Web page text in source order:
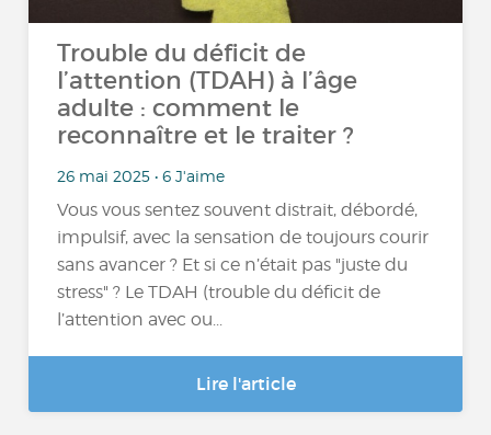
Trouble du déficit de
l’attention (TDAH) à l’âge
adulte : comment le
reconnaître et le traiter ?
26 mai 2025 • 6 J'aime
Vous vous sentez souvent distrait, débordé,
impulsif, avec la sensation de toujours courir
sans avancer ? Et si ce n’était pas "juste du
stress" ? Le TDAH (trouble du déficit de
l’attention avec ou...
Lire l'article